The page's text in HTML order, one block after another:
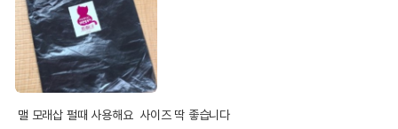
맬 모래삽 펄때 사용해요  사이즈 딱 좋습니다